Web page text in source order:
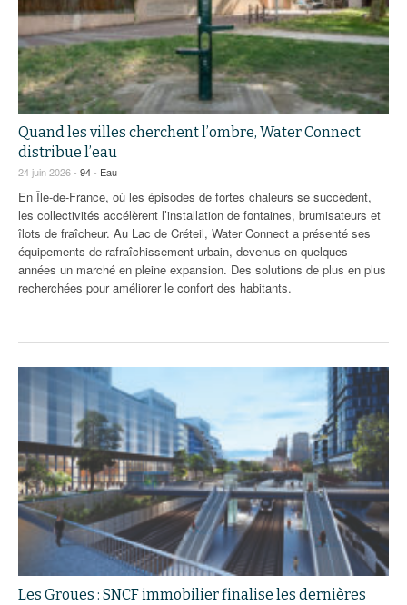
Quand les villes cherchent l’ombre, Water Connect
distribue l’eau
24 juin 2026 - 94- Eau
En Île-de-France, où les épisodes de fortes chaleurs se succèdent,
les collectivités accélèrent l’installation de fontaines, brumisateurs et
îlots de fraîcheur. Au Lac de Créteil, Water Connect a présenté ses
équipements de rafraîchissement urbain, devenus en quelques
années un marché en pleine expansion. Des solutions de plus en plus
recherchées pour améliorer le confort des habitants.
Les Groues : SNCF immobilier finalise les dernières